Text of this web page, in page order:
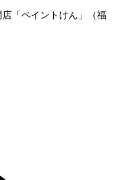
「ペイントけん」（福